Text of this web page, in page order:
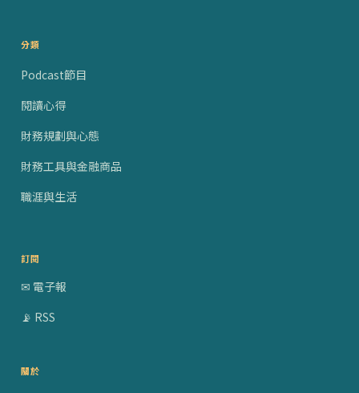
分類
Podcast節目
閱讀心得
財務規劃與心態
財務工具與金融商品
職涯與生活
訂閱
✉ 電子報
📡 RSS
關於